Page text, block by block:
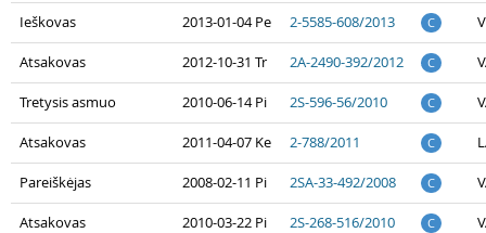
Ieškovas 2013-01-04 Pe 2-5585-608/2013 C
Atsakovas 2012-10-31 Tr 2A-2490-392/2012 C
Tretysis asmuo 2010-06-14 Pi 2S-596-56/2010 C
Atsakovas 2011-04-07 Ke 2-788/2011 C
Pareiškėjas 2008-02-11 Pi 2SA-33-492/2008 C
Atsakovas 2010-03-22 Pi 2S-268-516/2010 C